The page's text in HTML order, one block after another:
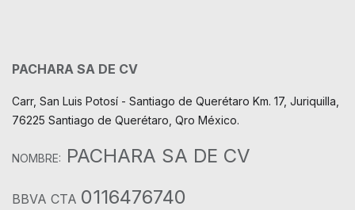
PACHARA SA DE CV
Carr, San Luis Potosí - Santiago de Querétaro Km. 17, Juriquilla,
76225 Santiago de Querétaro, Qro México.
NOMBRE: PACHARA SA DE CV
BBVA CTA 0116476740